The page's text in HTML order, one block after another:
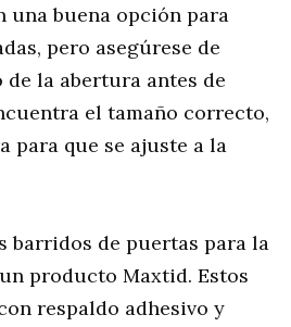
una buena opción para
pero asegúrese de
la abertura antes de
el tamaño correcto,
para que se ajuste a la
barridos de puertas para la
producto Maxtid. Estos
respaldo adhesivo y